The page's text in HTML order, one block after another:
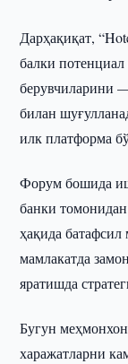
Дарҳақиқат,
балки потенциал
берувчиларини
билан
илк платформа
Форум бошида
банки
ҳақида
мамлакатда
яратишда
Бугун
харажатларни